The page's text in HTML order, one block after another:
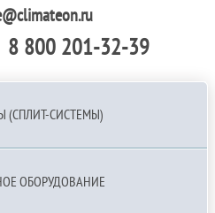
8 800 201-32-39
СИСТЕМЫ)
ОБОРУДОВАНИЕ